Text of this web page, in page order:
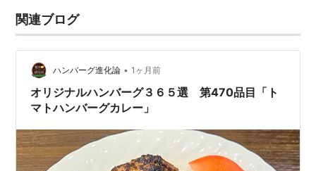
関連ブログ
ハンバーグ進化論 • 1ヶ月前
オリジナルハンバーグ３６５選 第470品目「ト
マトハンバーグカレー」